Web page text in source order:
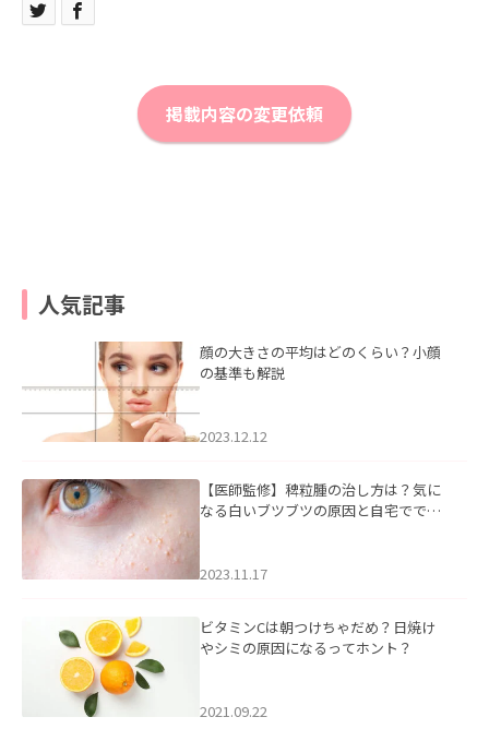
掲載内容の変更依頼
人気記事
顔の大きさの平均はどのくらい？小顔
の基準も解説
2023.12.12
【医師監修】稗粒腫の治し方は？気に
なる白いブツブツの原因と自宅ででき
2023.11.17
ビタミンCは朝つけちゃだめ？日焼け
やシミの原因になるってホント？
2021.09.22